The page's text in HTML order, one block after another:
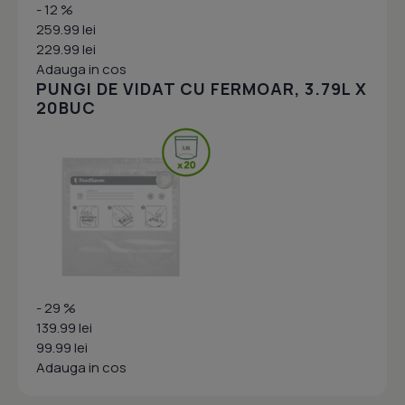
- 12 %
259.99 lei
229.99 lei
Adauga in cos
PUNGI DE VIDAT CU FERMOAR, 3.79L X
20BUC
- 29 %
139.99 lei
99.99 lei
Adauga in cos